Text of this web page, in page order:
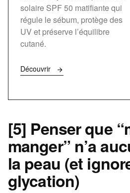
solaire SPF 50 matifiante qui
régule le sébum, protège des
UV et préserve l’équilibre
cutané.
Découvrir
[5] Penser que
manger” n’a
la peau (et
glycation)